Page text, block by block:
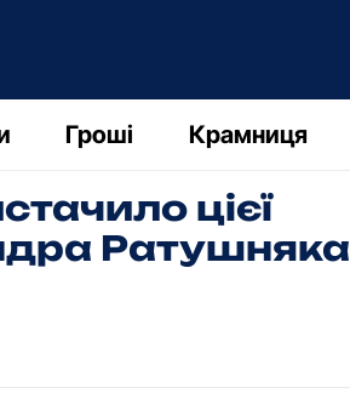
Гроші Крамниця
цієї
Ратушняка